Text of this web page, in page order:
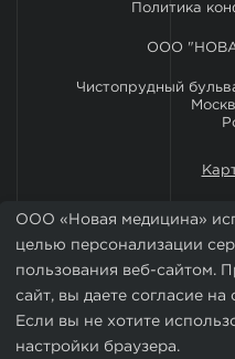
Политика
ООО
Чистопрудный
Установить
ООО «Новая медицина»
целью персонализации
пользования веб-сайтом.
сайт, вы даете согласие
Если вы не хотите
настройки браузера.